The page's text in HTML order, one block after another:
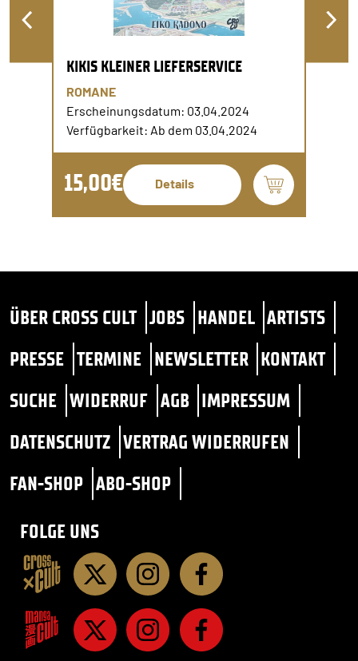
KIKIS KLEINER LIEFERSERVICE
ROMANE
Erscheinungsdatum: 03.04.2024
Verfügbarkeit: Ab dem 03.04.2024
15,00€ Details
ÜBER CROSS CULT JOBS HANDEL ARTISTS
PRESSE TERMINE NEWSLETTER KONTAKT
SUCHE WIDERRUF AGB IMPRESSUM
DATENSCHUTZ VERTRAG WIDERRUFEN
FAN-SHOP ABO-SHOP
FOLGE UNS